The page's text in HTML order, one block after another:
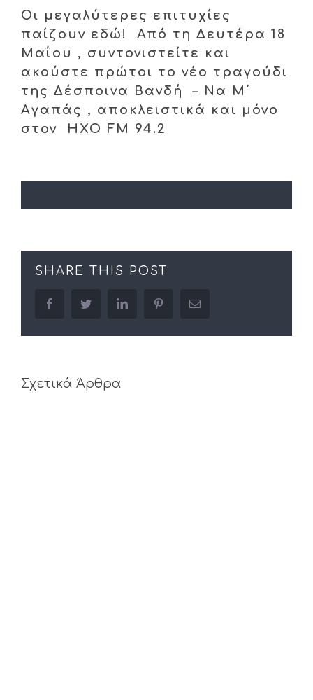
Οι μεγαλύτερες επιτυχίες
παίζουν εδώ! Από τη Δευτέρα 18
Μαΐου , συντονιστείτε και
ακούστε πρώτοι το νέο τραγούδι
της Δέσποινα Βανδή – Να Μ΄
Αγαπάς , αποκλειστικά και μόνο
στον ΗΧΟ FM 94.2
SHARE THIS POST
facebooktwitter linkedin pinterestEmail
Σχετικά Άρθρα